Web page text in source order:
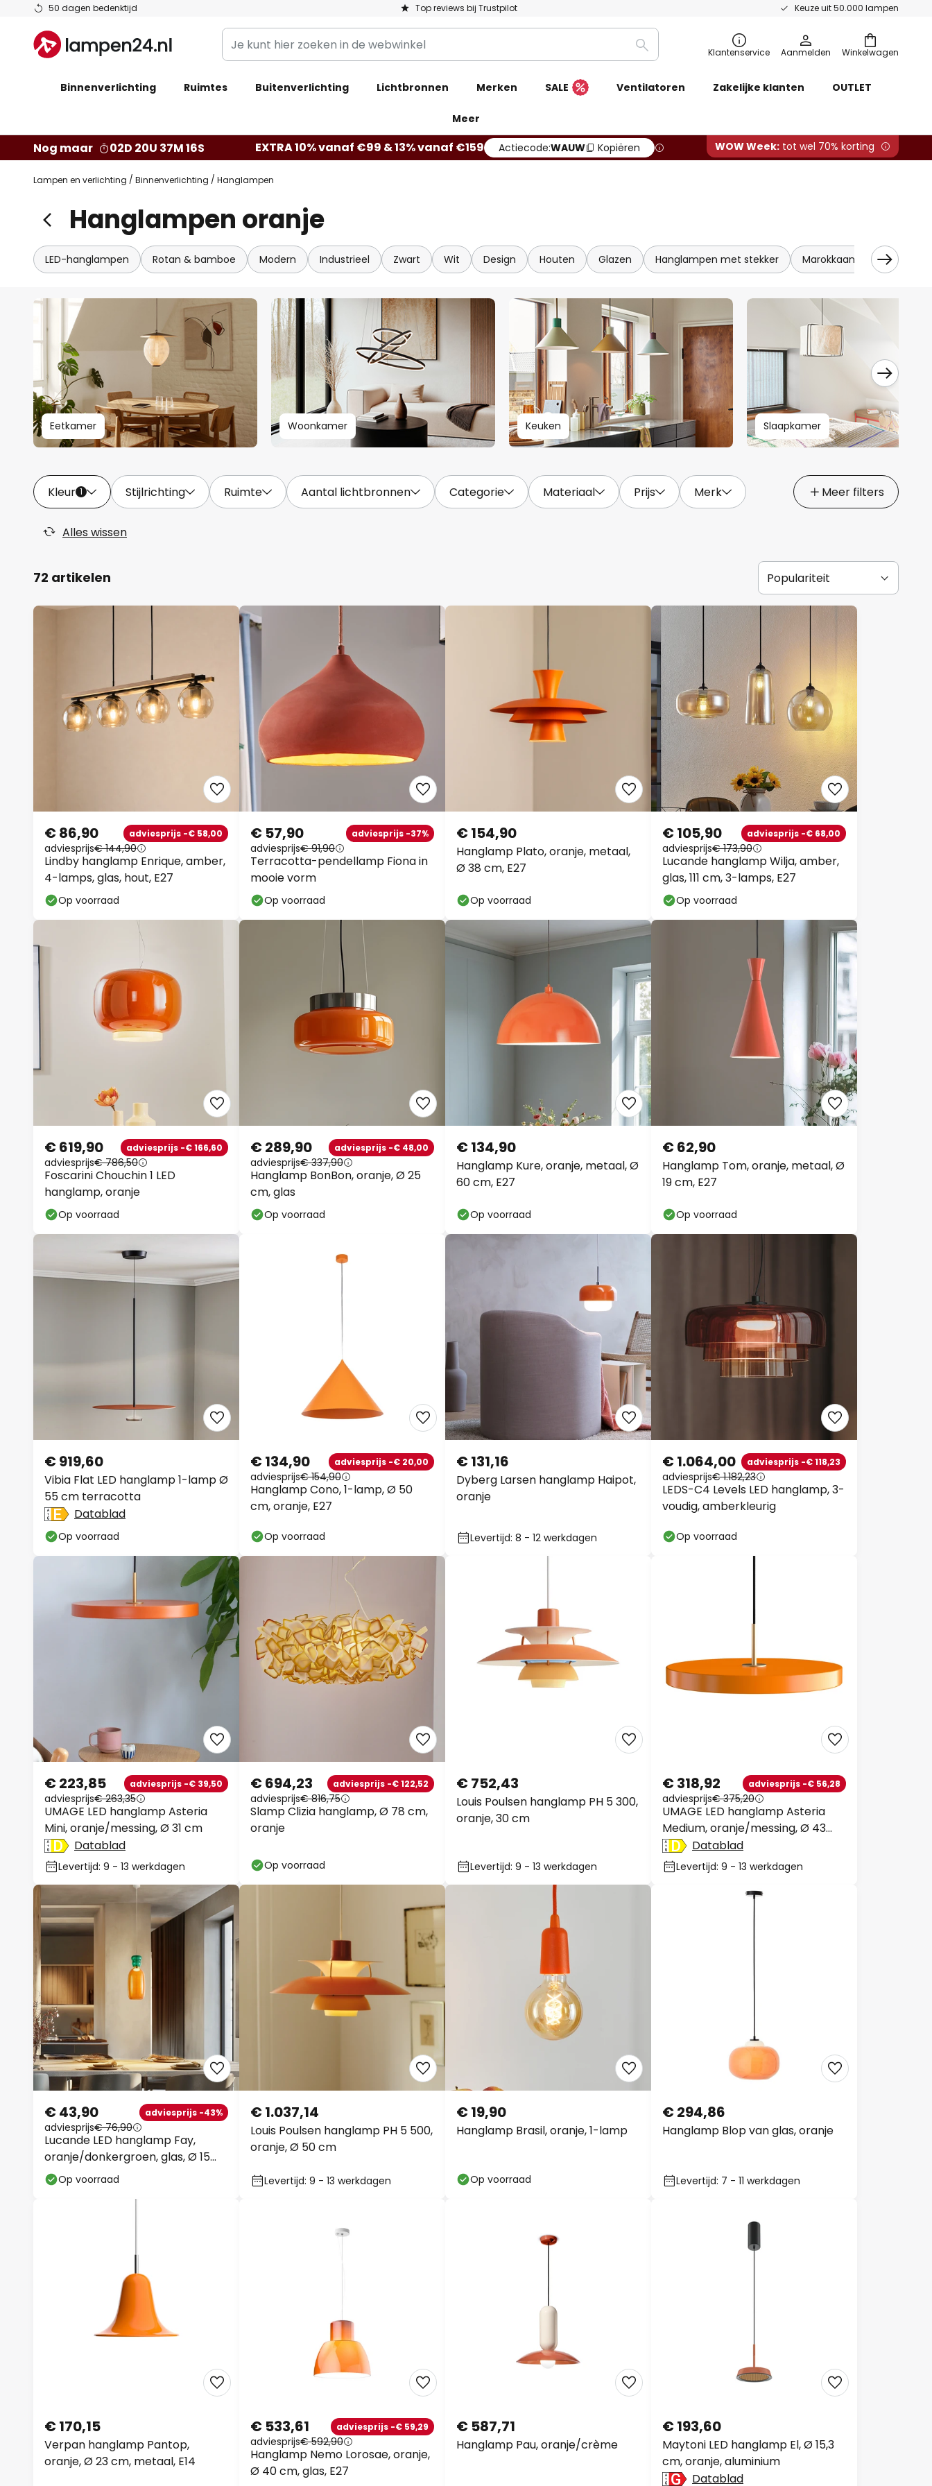
50 dagen bedenktijd Top reviews bij Trustpilot Keuze uit 50.000 lampen
Ga
de
inhoud
Winkelwagen
Je
kunt
zoeken
webwinkel
Zoeken Klantenservice Aanmelden
Binnenverlichting Ruimtes Buitenverlichting Lichtbronnen Merken SALE Ventilatoren Zakelijke klanten OUTLET
Meer
Nog maar 02D 20U 37M 15S EXTRA 10% vanaf €99 & 13% vanaf €159 Actiecode:WAUW Kopiëren WOW Week: tot wel 70% korting
Lampen en verlichting Binnenverlichting Hanglampen
Hanglampen oranje
LED-hanglampen Rotan & bamboe Modern Industrieel Zwart Wit Design Houten Glazen Hanglampen met stekker Marokkaanse / oosterse
Eetkamer Woonkamer Keuken Slaapkamer
Kleur 1 Stijlrichting Ruimte Aantal lichtbronnen Categorie Materiaal Prijs Merk Meer filters
Alles wissen
72 artikelen
Lindby hanglamp Enrique, amber,
4-lamps, glas, hout, E27
€ 86,90 adviesprijs -€ 58,00
adviesprijs€ 144,90
Op voorraad
Terracotta-pendellamp Fiona in
mooie vorm
€ 57,90 adviesprijs -37%
adviesprijs€ 91,90
Op voorraad
Hanglamp Plato, oranje, metaal,
Ø 38 cm, E27
€ 154,90
Op voorraad
Lucande hanglamp Wilja, amber,
glas, 111 cm, 3-lamps, E27
€ 105,90 adviesprijs -€ 68,00
adviesprijs€ 173,90
Op voorraad
Foscarini Chouchin 1 LED
hanglamp, oranje
€ 619,90 adviesprijs -€ 166,60
adviesprijs€ 786,50
Op voorraad
Hanglamp BonBon, oranje, Ø 25
cm, glas
€ 289,90 adviesprijs -€ 48,00
adviesprijs€ 337,90
Op voorraad
Hanglamp Kure, oranje, metaal, Ø
60 cm, E27
€ 134,90
Op voorraad
Hanglamp Tom, oranje, metaal, Ø
19 cm, E27
€ 62,90
Op voorraad
Vibia Flat LED hanglamp 1-lamp Ø
55 cm terracotta
€ 919,60
Datablad
Op voorraad
Hanglamp Cono, 1-lamp, Ø 50
cm, oranje, E27
€ 134,90 adviesprijs -€ 20,00
adviesprijs€ 154,90
Op voorraad
Dyberg Larsen hanglamp Haipot,
oranje
€ 131,16
Levertijd: 8 - 12 werkdagen
LEDS-C4 Levels LED hanglamp, 3-
voudig, amberkleurig
€ 1.064,00 adviesprijs -€ 118,23
adviesprijs€ 1.182,23
Op voorraad
UMAGE LED hanglamp Asteria
Mini, oranje/messing, Ø 31 cm
€ 223,85 adviesprijs -€ 39,50
adviesprijs€ 263,35
Datablad
Levertijd: 9 - 13 werkdagen
Slamp Clizia hanglamp, Ø 78 cm,
oranje
€ 694,23 adviesprijs -€ 122,52
adviesprijs€ 816,75
Op voorraad
Louis Poulsen hanglamp PH 5 300,
oranje, 30 cm
€ 752,43
Levertijd: 9 - 13 werkdagen
UMAGE LED hanglamp Asteria
Medium, oranje/messing, Ø 43
cm
€ 318,92 adviesprijs -€ 56,28
adviesprijs€ 375,20
Datablad
Levertijd: 9 - 13 werkdagen
Lucande LED hanglamp Fay,
oranje/donkergroen, glas, Ø 15
cm
€ 43,90 adviesprijs -43%
adviesprijs€ 76,90
Op voorraad
Louis Poulsen hanglamp PH 5 500,
oranje, Ø 50 cm
€ 1.037,14
Levertijd: 9 - 13 werkdagen
Hanglamp Brasil, oranje, 1-lamp
€ 19,90
Op voorraad
Hanglamp Blop van glas, oranje
€ 294,86
Levertijd: 7 - 11 werkdagen
Verpan hanglamp Pantop,
oranje, Ø 23 cm, metaal, E14
€ 170,15
Hanglamp Nemo Lorosae, oranje,
Ø 40 cm, glas, E27
€ 533,61 adviesprijs -€ 59,29
adviesprijs€ 592,90 Hanglamp Pau, oranje/crème
€ 587,71
Maytoni LED hanglamp El, Ø 15,3
cm, oranje, aluminium
€ 193,60
Datablad